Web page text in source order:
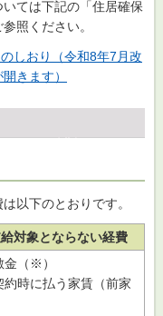
ては下記の「住居確保
照ください。
しおり（令和8年7月改
きます）
以下のとおりです。
対象とならない経費
金（※）
約時に払う家賃（前家